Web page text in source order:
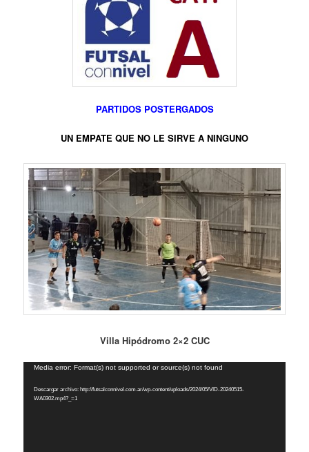
PARTIDOS POSTERGADOS
UN EMPATE QUE NO LE SIRVE A NINGUNO
Villa Hipódromo 2×2 CUC
Reproductor
vídeo
Media error: Format(s) not supported or source(s) not found
Descargar archivo: http://futsalconnivel.com.ar/wp-content/uploads/2024/05/VID-20240515-
WA0302.mp4?_=1